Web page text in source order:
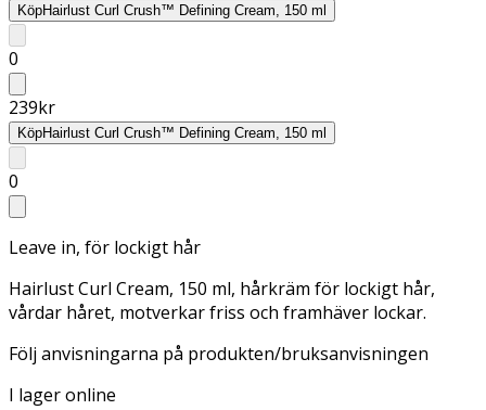
KöpHairlust Curl Crush™ Defining Cream, 150 ml
0
239kr
KöpHairlust Curl Crush™ Defining Cream, 150 ml
0
Leave in, för lockigt hår
Hairlust Curl Cream, 150 ml, hårkräm för lockigt hår,
vårdar håret, motverkar friss och framhäver lockar.
Följ anvisningarna på produkten/bruksanvisningen
I lager online